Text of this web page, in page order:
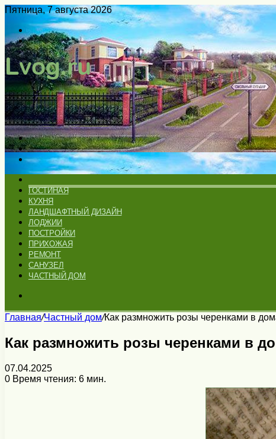
Пятница, 7 августа 2026
Войти
Switch
skin
Меню
Искать
Switch
skin
ГОСТИНАЯ
КУХНЯ
ЛАНДШАФТНЫЙ ДИЗАЙН
ЛОДЖИИ
ПОСТРОЙКИ
ПРИХОЖАЯ
РЕМОНТ
САНУЗЕЛ
ЧАСТНЫЙ ДОМ
Главная/Частный дом/Как размножить розы черенками в
Как размножить розы черенками в
07.04.2025
0 Время чтения: 6 мин.